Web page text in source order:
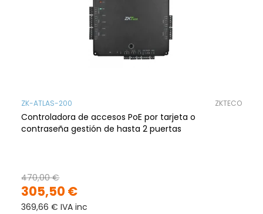
ZK-ATLAS-200 ZKTECO
Controladora de accesos PoE por tarjeta o
contraseña gestión de hasta 2 puertas
305,50 €
470,00 €
369,66 € IVA inc